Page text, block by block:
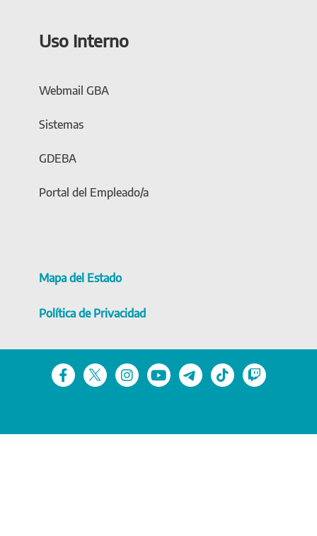
Uso Interno
Webmail GBA
Sistemas
GDEBA
Portal del Empleado/a
Mapa del Estado
Política de Privacidad